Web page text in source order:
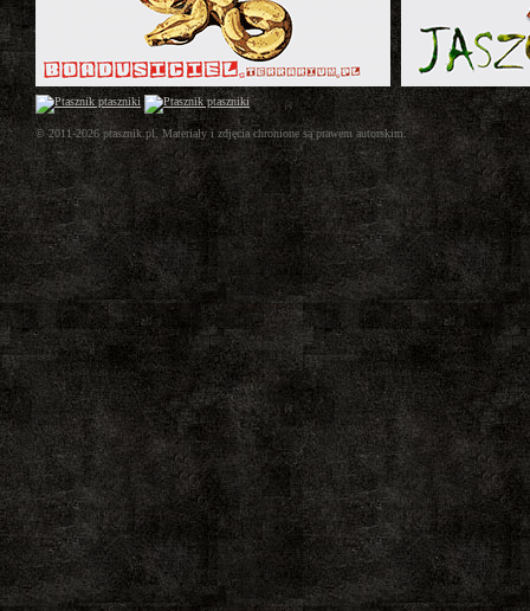
© 2011-2026 ptasznik.pl. Materiały i zdjęcia chronione są prawem autorskim.